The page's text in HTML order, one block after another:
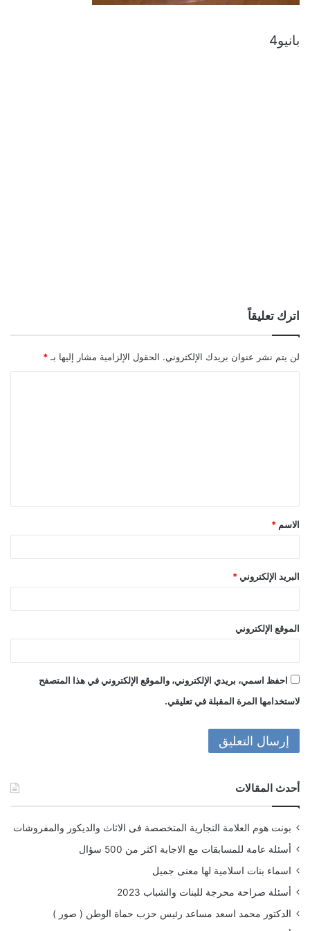
بانيو4
اترك تعليقاً
لن يتم نشر عنوان بريدك الإلكتروني. الحقول الإلزامية مشار إليها بـ *
ق
*
الاسم *
البريد الإلكتروني *
الموقع الإلكتروني
احفظ اسمي، بريدي الإلكتروني، والموقع الإلكتروني في هذا المتصفح
لاستخدامها المرة المقبلة في تعليقي.
أحدث المقالات
بونت هوم العلامة التجارية المتخصصة فى الاثاث والديكور والمفروشات
أسئلة عامة للمسابقات مع الاجابة اكثر من 500 سؤال
اسماء بنات اسلامية لها معنى جميل
أسئلة صراحة محرجة للبنات والشباب 2023
الدكتور محمد اسعد مساعد رئيس حزب حماة الوطن ( صور )